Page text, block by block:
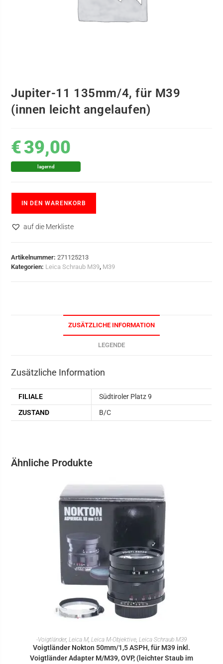
Jupiter-11 135mm/4, für M39
(innen leicht angelaufen)
€39,00
lagernd
IN DEN WARENKORB
auf die Merkliste
Artikelnummer:271125213
Kategorien: Leica Schraub M39, M39
ZUSÄTZLICHE INFORMATION
LEGENDE
Zusätzliche Information
FILIALE
Südtiroler Platz 9
ZUSTAND
B/C
Ähnliche Produkte
IN DEN WARENKORB
-Voigtländer, Leica M, Leica M-Objektive, Leica Schraub M39
Voigtländer Nokton 50mm/1,5 ASPH, für M39 inkl.
Voigtländer Adapter M/M39, OVP, (leichter Staub im